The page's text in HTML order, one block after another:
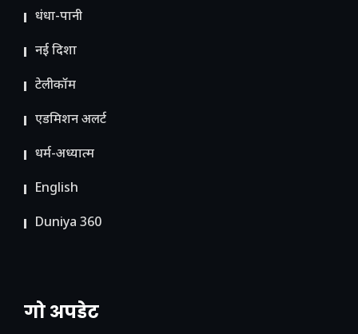
धंधा-पानी
नई दिशा
टेलीकॉम
ए​डमिशन अलर्ट
धर्म-अध्यात्म
English
Duniya 360
गो अपडेट